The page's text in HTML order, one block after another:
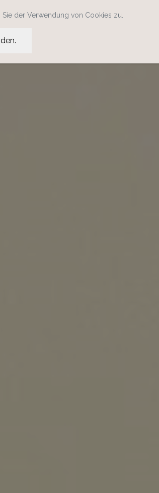
der Verwendung von Cookies zu.